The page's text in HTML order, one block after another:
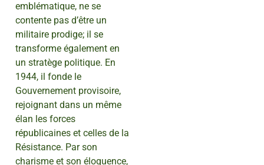
emblématique, ne se
contente pas d’être un
militaire prodige; il se
transforme également en
un stratège politique. En
1944, il fonde le
Gouvernement provisoire,
rejoignant dans un même
élan les forces
républicaines et celles de la
Résistance. Par son
charisme et son éloquence,